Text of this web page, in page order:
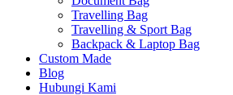
Travelling Bag
Travelling & Sport Bag
Backpack & Laptop Bag
Custom Made
Blog
Hubungi Kami